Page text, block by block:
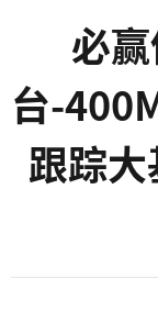
必
台-
跟踪